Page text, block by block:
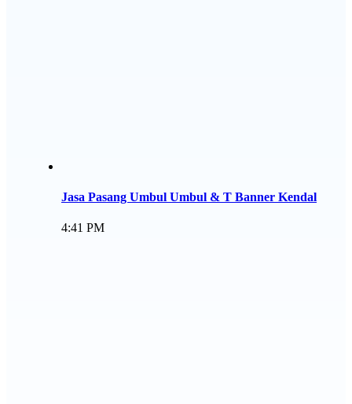
Jasa Pasang Umbul Umbul & T Banner Kendal
4:41 PM